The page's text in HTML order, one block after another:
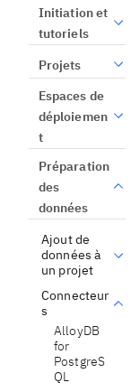
Initiation et
tutoriels
Projets
Espaces de
déploiemen
t
Préparation
des
données
Ajout de
données à
un projet
Connecteur
s
AlloyDB
for
PostgreS
QL